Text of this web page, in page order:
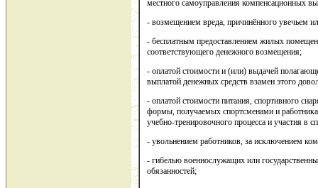
местного самоуправления компенсационных
- возмещением вреда, причинённого увечьем
- бесплатным предоставлением жилых
соответствующего денежного возмещения;
- оплатой стоимости и (или) выдачей
выплатой денежных средств взамен этого
- оплатой стоимости питания, спортивного
формы, получаемых спортсменами и
учебно-тренировочного процесса и участия в
- увольнением работников, за исключением
- гибелью военнослужащих или
обязанностей;